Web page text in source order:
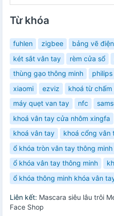
Từ khóa
fuhlen zigbee bảng vẽ
két sắt vân tay
rèm cửa sổ
thùng gạo thông minh
philips
xiaomi
ezviz khoá từ chấm
máy quẹt van tay
nfc
khoá vân tay cửa nhôm xingfa
khoá vân tay
khoá cổng vân
ổ khóa tròn vân tay thông minh
ổ khóa vân tay thông minh
ổ khóa thông minh khóa vân
Liên kết: Mascara siêu lâu trôi
Face Shop